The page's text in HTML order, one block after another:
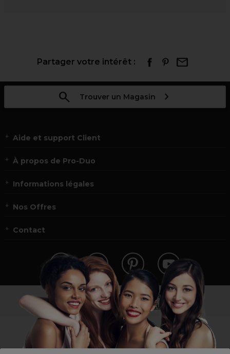
Partager votre intérêt :
Trouver un Magasin
Aide et support Client
À propos de Pro-Duo
Informations légales
Nos Offres
Contact
Vous n’êtes pas un professionnel ?
Visitez notre site pour les particuliers!